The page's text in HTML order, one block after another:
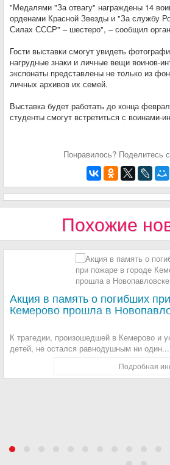
"Медалями "За отвагу" награждены 14
орденами Красной Звезды и "За службу
Силах СССР" – шестеро", – сообщил
Гости выставки смогут увидеть
нагрудные знаки и личные вещи воинов-
экспонаты представлены не только из
личных архивов их семей.
Выставка будет работать до конца
студенты смогут встретиться с воинами-
Понравилось? Поделитесь
Похожие
Акция в память о погибших
Кемерово прошла в
К трагедии, произошедшей в Кемерово и
детей, не остался равнодушным ни один...
Подробная